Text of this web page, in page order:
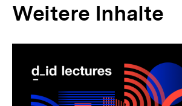
Weitere Inhalte
weitere